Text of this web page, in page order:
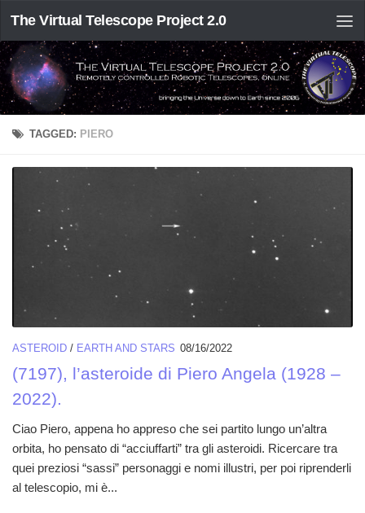
The Virtual Telescope Project 2.0
TAGGED: PIERO
ASTEROID / EARTH AND STARS 08/16/2022
(7197), l’asteroide di Piero Angela (1928 –
2022).
Ciao Piero, appena ho appreso che sei partito lungo un’altra
orbita, ho pensato di “acciuffarti” tra gli asteroidi. Ricercare tra
quei preziosi “sassi” personaggi e nomi illustri, per poi riprenderli
al telescopio, mi è...